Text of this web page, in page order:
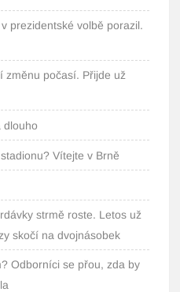
prezidentské volbě porazil.
změnu počasí. Přijde už
dlouho
Vítejte v Brně
strmě roste. Letos už
skočí na dvojnásobek
Odborníci se přou, zda by